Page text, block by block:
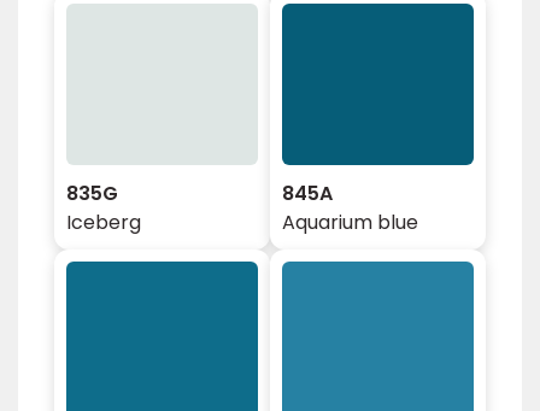
835G
Iceberg
845A
Aquarium blue